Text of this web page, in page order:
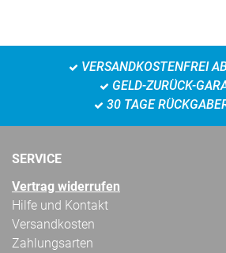
VERSANDKOSTENFREI
GELD-ZURÜCK-
30 TAGE
SERVICE
Vertrag widerrufen
Hilfe und Kontakt
Versandkosten
Zahlungsarten